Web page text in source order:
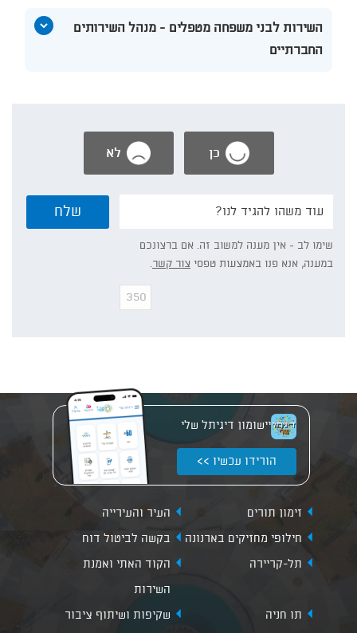
הצג
תוכן
השירות לבני משפחה מטפלים - מנהל השירותים
החברתיים
כן לא
תפרט/י:
שלח
שימו לב - אין מענה למשוב זה. אם ברצונכם
במענה, אנא פנו באמצעות טפסי צור קשר.
יישומון דיגיתל שלי
הורידו עכשיו >>
זימון תורים
העיר והעירייה
חילופי מחזיקים בארנונה
בקשה לביטול דוח
תל-קריירה
הקוד האתי ואמנת
השירות
תו חניה
שקיפות ושיתוף ציבור